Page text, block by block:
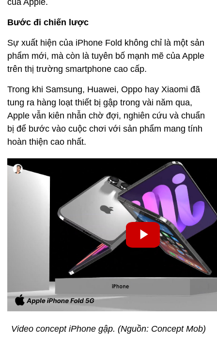
Bước đi chiến lược
Sự xuất hiện của iPhone Fold không chỉ là một sản
phẩm mới, mà còn là tuyên bố mạnh mẽ của Apple
trên thị trường smartphone cao cấp.
Trong khi Samsung, Huawei, Oppo hay Xiaomi đã
tung ra hàng loạt thiết bị gập trong vài năm qua,
Apple vẫn kiên nhẫn chờ đợi, nghiên cứu và chuẩn
bị để bước vào cuộc chơi với sản phẩm mang tính
hoàn thiện cao nhất.
Video concept iPhone gập. (Nguồn: Concept Mob)